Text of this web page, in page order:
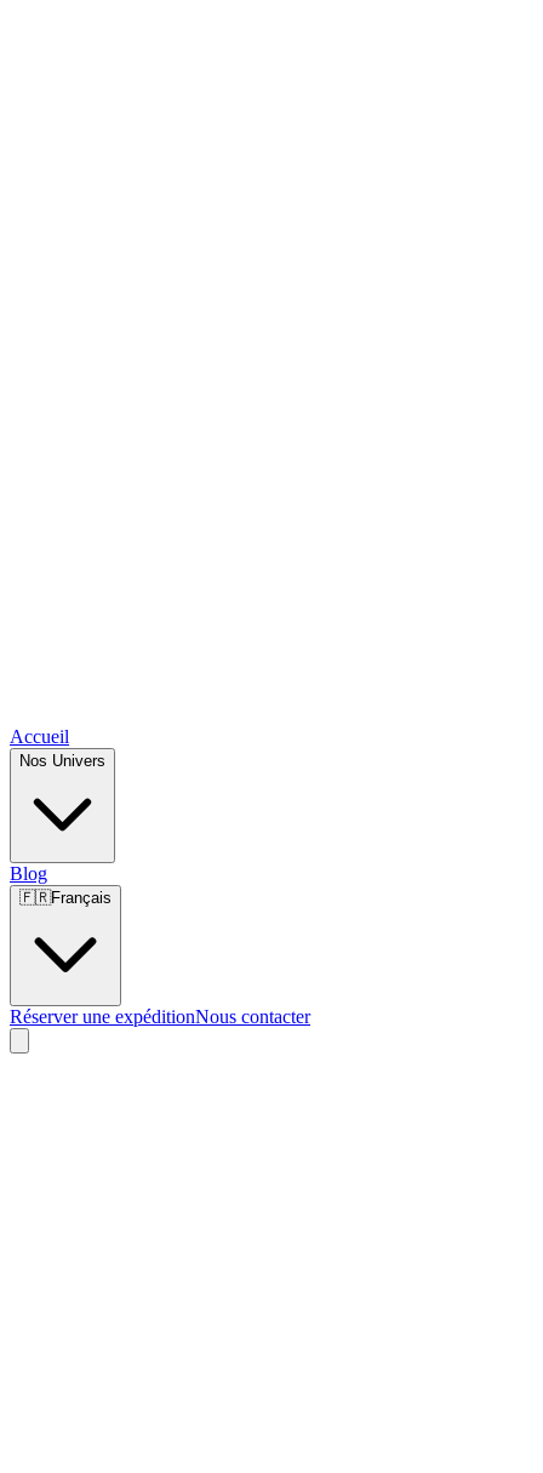
Accueil
Nos Univers
Blog
🇫🇷Français
Réserver une expéditionNous contacter